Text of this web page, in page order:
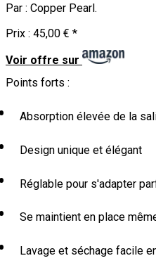
Par : Copper Pearl.
Prix : 45,00 € *
Voir offre sur
Points forts :
Absorption élevée de la
Design unique et élégant
Réglable pour s'adapter
Se maintient en place
Lavage et séchage facile